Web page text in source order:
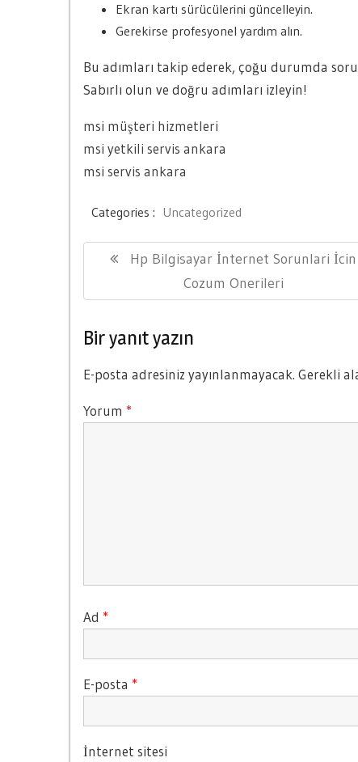
Ekran kartı sürücülerini güncelleyin.
Gerekirse profesyonel yardım alın.
Bu adımları takip ederek, çoğu durumda
Sabırlı olun ve doğru adımları izleyin!
msi müşteri hizmetleri
msi yetkili servis ankara
msi servis ankara
Categories : Uncategorized
Yazı
gezinmesi
Previous
Hp Bilgisayar İnternet Sorunlari İcin
Cozum Onerileri
Bir yanıt yazın
E-posta adresiniz yayınlanmayacak. Gerekli
Yorum *
Ad *
E-posta *
İnternet sitesi